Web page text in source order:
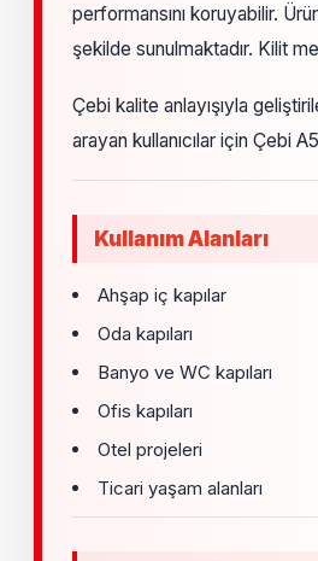
performansını koruyabilir.
şekilde sunulmaktadır. Kilit
Çebi kalite anlayışıyla
arayan kullanıcılar için Çebi
Kullanım Alanları
Ahşap iç kapılar
Oda kapıları
Banyo ve WC kapıları
Ofis kapıları
Otel projeleri
Ticari yaşam alanları